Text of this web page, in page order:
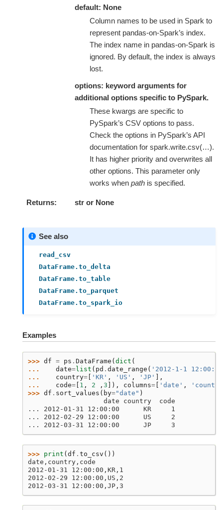
default: None
Column names to be used in Spark to
represent pandas-on-Spark’s index.
The index name in pandas-on-Spark is
ignored. By default, the index is always
lost.
options: keyword arguments for
additional options specific to PySpark.
These kwargs are specific to
PySpark’s CSV options to pass.
Check the options in PySpark’s API
documentation for spark.write.csv(…).
It has higher priority and overwrites all
other options. This parameter only
works when path is specified.
Returns str or None
See also
read_csv
DataFrame.to_delta
DataFrame.to_table
DataFrame.to_parquet
DataFrame.to_spark_io
Examples
>>> df = ps . DataFrame ( dict (
...
date=list ( pd . date_range ( '2012-1-1
...
country= 'KR' , 'US' , 'JP'
],
...
code= 1 , 2 , 3 ]), columns= 'date' ,
>>> df . sort_values ( by="date" )
                   date country  code
... 2012-01-31 12:00:00      KR     1
... 2012-02-29 12:00:00      US     2
... 2012-03-31 12:00:00      JP     3
>>> print (df . to_csv ())
date,country,code
2012-01-31 12:00:00,KR,1
2012-02-29 12:00:00,US,2
2012-03-31 12:00:00,JP,3